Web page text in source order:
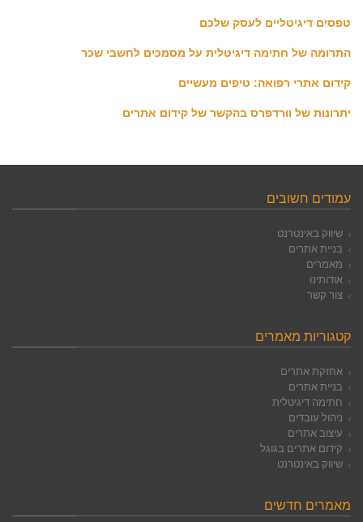
טפסים דיגיטליים לעסק שלכם
התרומה של חתימה דיגיטלית על מסמכים לחשבי שכר
קידום אתרי רפואה: טיפים מעשיים
יתרונות של וורדפרס בהקשר של קידום אתרים
עמודים חשובים
שיווק באינטרנט
בניית אתרים
מאמרים
אודותינו
צור קשר
קטגוריות מאמרים
אחזקת אתרים
בניית אתרים
חתימה דיגיטלית
ניהול עובדים
עיצוב אתרים
קידום אתרים בגוגל
שיווק באינטרנט
מאמרים חדשים